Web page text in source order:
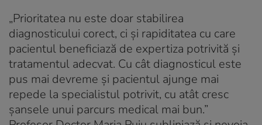
„Prioritatea nu este doar stabilirea
diagnosticului corect, ci și rapiditatea cu care
pacientul beneficiază de expertiza potrivită și
tratamentul adecvat. Cu cât diagnosticul este
pus mai devreme și pacientul ajunge mai
repede la specialistul potrivit, cu atât cresc
șansele unui parcurs medical mai bun.”